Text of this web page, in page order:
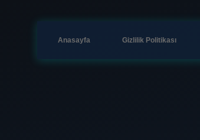
Anasayfa Gizlilik Politikası